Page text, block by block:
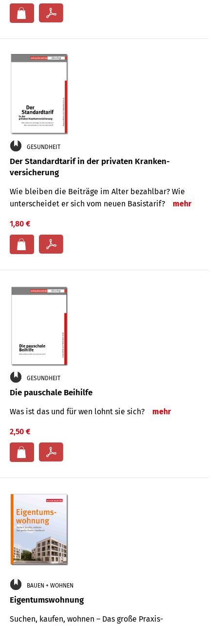
GESUNDHEIT
Der Standard­tarif in der privaten Kranken­
versicherung
Wie bleiben die Beiträge im Alter bezahlbar? Wie
unterscheidet er sich vom neuen Basistarif?
mehr
1,80 €
GESUNDHEIT
Die pauschale Beihilfe
Was ist das und für wen lohnt sie sich? mehr
2,50 €
BAUEN + WOHNEN
Eigentumswohnung
Suchen, kaufen, wohnen – Das große Praxis-